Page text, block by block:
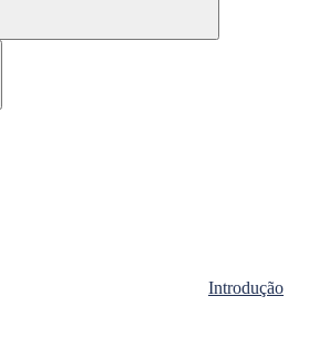
Introdução